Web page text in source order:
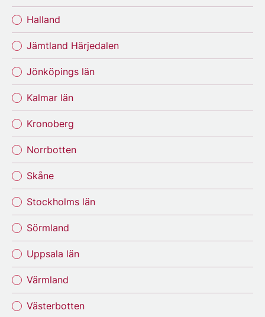
Halland
Jämtland Härjedalen
Jönköpings län
Kalmar län
Kronoberg
Norrbotten
Skåne
Stockholms län
Sörmland
Uppsala län
Värmland
Västerbotten